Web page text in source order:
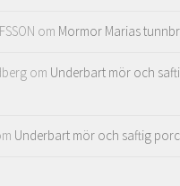
om Mormor Marias
om Underbart mör och
Underbart mör och saftig